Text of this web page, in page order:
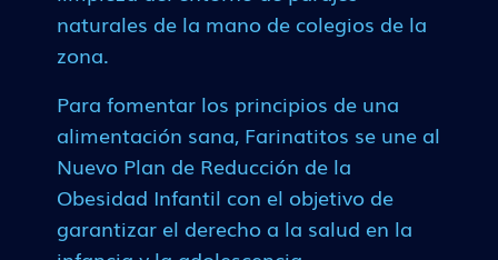
naturales de la mano de colegios de la
zona.
Para fomentar los principios de una
alimentación sana, Farinatitos se une al
Nuevo Plan de Reducción de la
Obesidad Infantil con el objetivo de
garantizar el derecho a la salud en la